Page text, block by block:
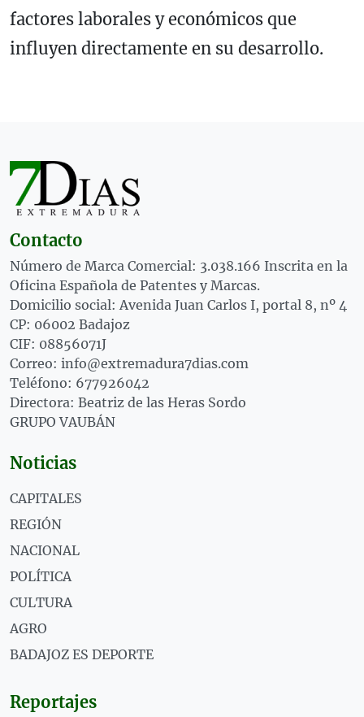
factores laborales y económicos que
influyen directamente en su desarrollo.
Contacto
Número de Marca Comercial: 3.038.166 Inscrita en la
Oficina Española de Patentes y Marcas.
Domicilio social: Avenida Juan Carlos I, portal 8, nº 4
CP: 06002 Badajoz
CIF: 08856071J
Correo: info@extremadura7dias.com
Teléfono: 677926042
Directora: Beatriz de las Heras Sordo
GRUPO VAUBÁN
Noticias
CAPITALES
REGIÓN
NACIONAL
POLÍTICA
CULTURA
AGRO
BADAJOZ ES DEPORTE
Reportajes